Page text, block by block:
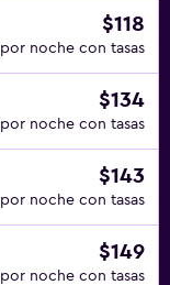
$118
por noche con tasas
$134
por noche con tasas
$143
por noche con tasas
$149
por noche con tasas